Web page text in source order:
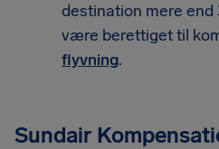
destination mere end
være berettiget til
flyvning.
Sundair